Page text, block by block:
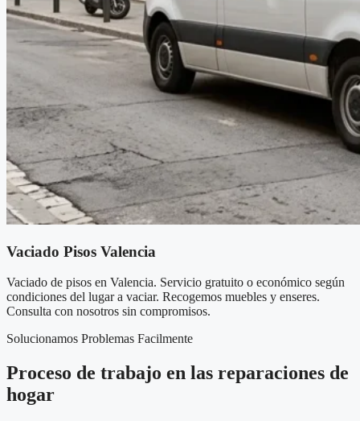
Vaciado Pisos Valencia
Vaciado de pisos en Valencia. Servicio gratuito o económico según
condiciones del lugar a vaciar. Recogemos muebles y enseres.
Consulta con nosotros sin compromisos.
Solucionamos Problemas Facilmente
Proceso de trabajo en las reparaciones de
hogar